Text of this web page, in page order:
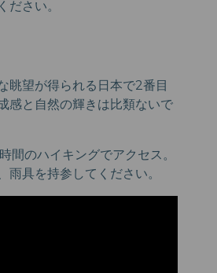
ださい。
眺望が得られる日本で2番目
感と自然の輝きは比類ないで
間のハイキングでアクセス。
雨具を持参してください。